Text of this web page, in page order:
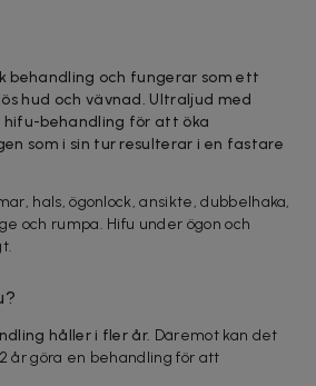
behandling och fungerar som ett
hud och vävnad. Ultraljud med
hifu-behandling för att öka
som i sin tur resulterar i en fastare
hals, ögonlock, ansikte, dubbelhaka,
och rumpa. Hifu under ögon och
håller i fler år. Däremot kan det
år göra en behandling för att